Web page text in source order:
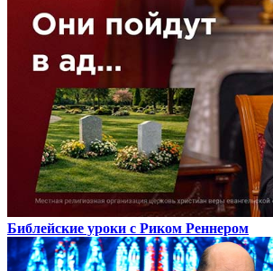
Библейские уроки с Риком Реннером